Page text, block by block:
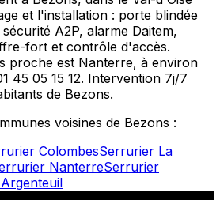
et l'installation : porte blindée
A2P, alarme Daitem,
fort et contrôle d'accès.
proche est Nanterre, à environ
45 05 15 12. Intervention 7j/7
de Bezons.
voisines de Bezons :
ColombesSerrurier La
NanterreSerrurier
Argenteuil